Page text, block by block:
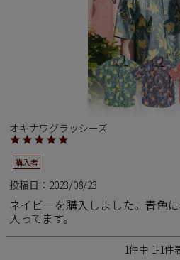
アウトレット
サイズから探す
レーベルから探す
オキナワグラッシーズ
購入者
投稿日 2023/08/23
ネイビーを購入しました。青色
入ってます。
1件中 1-1件